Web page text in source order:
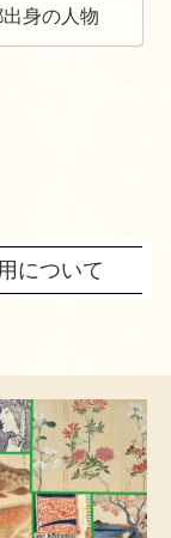
身の人物
について